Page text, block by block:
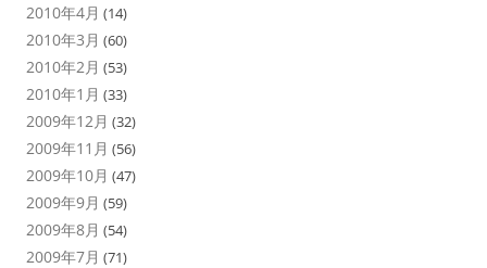
2010年4月 (14)
2010年3月 (60)
2010年2月 (53)
2010年1月 (33)
2009年12月 (32)
2009年11月 (56)
2009年10月 (47)
2009年9月 (59)
2009年8月 (54)
2009年7月 (71)